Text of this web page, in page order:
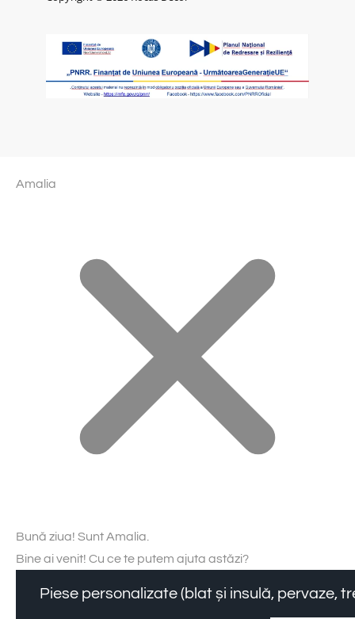
Amalia
Bună ziua! Sunt Amalia.
Bine ai venit! Cu ce te putem ajuta astăzi?
Piese personalizate (blat și insulă, pervaze,